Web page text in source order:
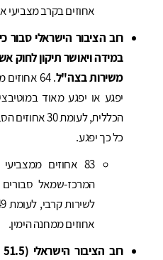
אחוזים בקרב מצביעי
רוב הציבור הישראלי סבור
במידה ויאושר תיקון לחוק
משירות בצה"ל
. 64
יפגע או יפגע מאוד
הכללית, לעומת
כל כך יפגע.
המרכז-שמאל סבורים
אחוזים ממחנה הימין.